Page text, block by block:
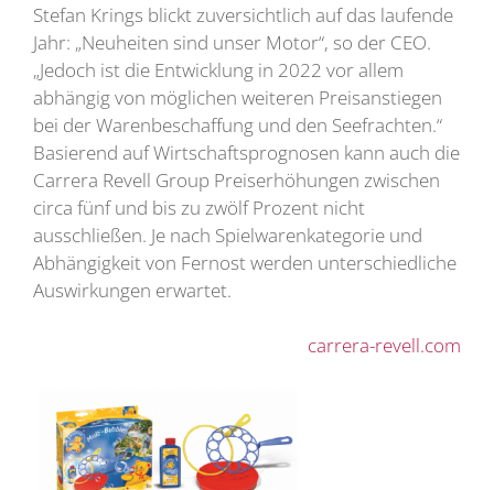
Stefan Krings blickt zuversichtlich auf das laufende
Jahr: „Neuheiten sind unser Motor“, so der CEO.
„Jedoch ist die Entwicklung in 2022 vor allem
abhängig von möglichen weiteren Preisanstiegen
bei der Warenbeschaffung und den Seefrachten.“
Basierend auf Wirtschaftsprognosen kann auch die
Carrera Revell Group Preiserhöhungen zwischen
circa fünf und bis zu zwölf Prozent nicht
ausschließen. Je nach Spielwarenkategorie und
Abhängigkeit von Fernost werden unterschiedliche
Auswirkungen erwartet.
carrera-revell.com